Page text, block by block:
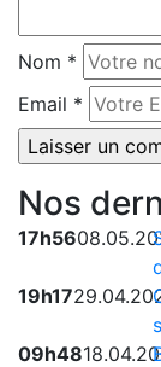
Nom *
Email *
Nos
17h56
19h17
09h48